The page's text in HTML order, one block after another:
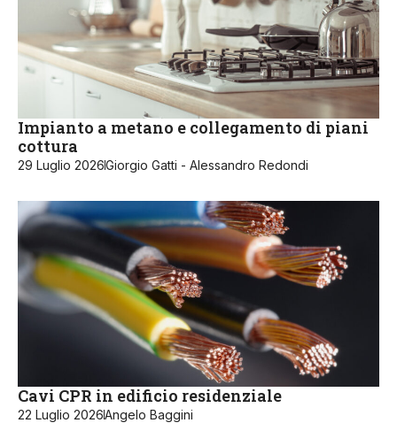
Impianto a metano e collegamento di piani
cottura
29 Luglio 2026Giorgio Gatti - Alessandro Redondi
Cavi CPR in edificio residenziale
22 Luglio 2026Angelo Baggini